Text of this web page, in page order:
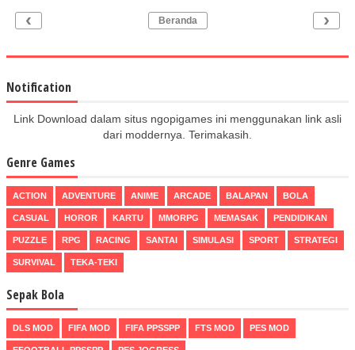
‹ ›
Beranda
Notification
Link Download dalam situs ngopigames ini menggunakan link asli
dari moddernya. Terimakasih.
Genre Games
ACTION ADVENTURE ANIME ARCADE BALAPAN BOLA
CASUAL HOROR KARTU MMORPG MEMASAK PENDIDIKAN
PUZZLE RPG RACING SANTAI SIMULASI SPORT STRATEGI
SURVIVAL TEKA-TEKI
Sepak Bola
DLS MOD FIFA MOD FIFA PPSSPP FTS MOD PES MOD